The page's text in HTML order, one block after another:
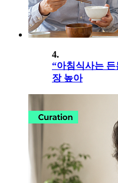
4.
“아침식사는
장 높아